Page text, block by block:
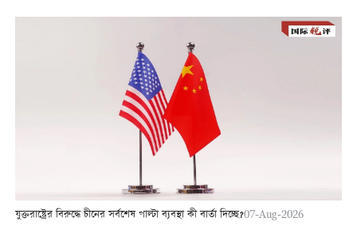
যুক্তরাষ্ট্রের বিরুদ্ধে চীনের সর্বশেষ পাল্টা ব্যবস্থা কী বার্তা দিচ্ছে?07-Aug-2026